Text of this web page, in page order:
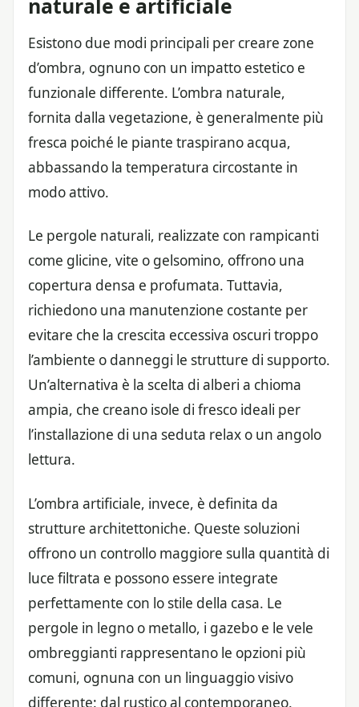
naturale e artificiale
Esistono due modi principali per creare zone
d’ombra, ognuno con un impatto estetico e
funzionale differente. L’ombra naturale,
fornita dalla vegetazione, è generalmente più
fresca poiché le piante traspirano acqua,
abbassando la temperatura circostante in
modo attivo.
Le pergole naturali, realizzate con rampicanti
come glicine, vite o gelsomino, offrono una
copertura densa e profumata. Tuttavia,
richiedono una manutenzione costante per
evitare che la crescita eccessiva oscuri troppo
l’ambiente o danneggi le strutture di supporto.
Un’alternativa è la scelta di alberi a chioma
ampia, che creano isole di fresco ideali per
l’installazione di una seduta relax o un angolo
lettura.
L’ombra artificiale, invece, è definita da
strutture architettoniche. Queste soluzioni
offrono un controllo maggiore sulla quantità di
luce filtrata e possono essere integrate
perfettamente con lo stile della casa. Le
pergole in legno o metallo, i gazebo e le vele
ombreggianti rappresentano le opzioni più
comuni, ognuna con un linguaggio visivo
differente: dal rustico al contemporaneo.